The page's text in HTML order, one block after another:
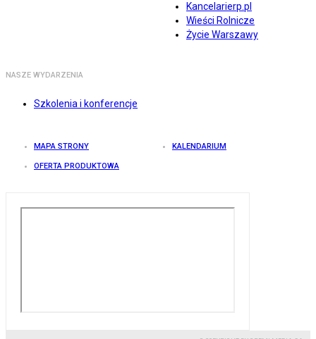
Kancelarierp.pl
Wieści Rolnicze
Życie Warszawy
NASZE WYDARZENIA
Szkolenia i konferencje
MAPA STRONY KALENDARIUM
OFERTA PRODUKTOWA